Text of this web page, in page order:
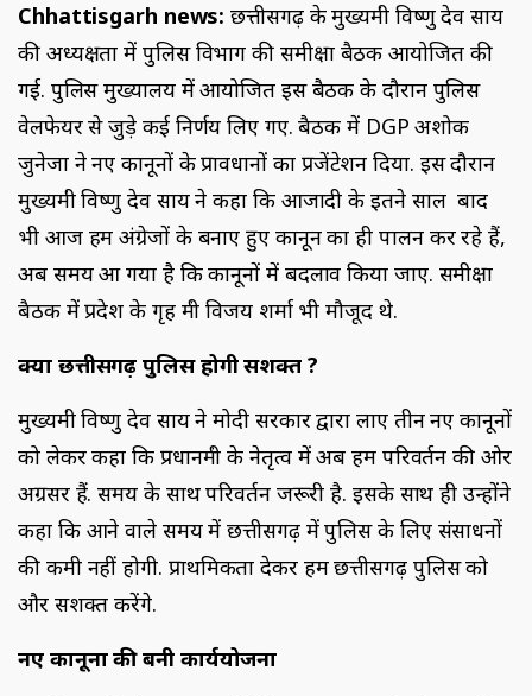
Chhattisgarh news:छत्तीसगढ़ के मुख्यमंत्री विष्णु देव साय
की अध्यक्षता में पुलिस विभाग की समीक्षा बैठक आयोजित की
गई. पुलिस मुख्यालय में आयोजित इस बैठक के दौरान पुलिस
वेलफेयर से जुड़े कई निर्णय लिए गए. बैठक में DGP अशोक
जुनेजा ने नए कानूनों के प्रावधानों का प्रजेंटेशन दिया. इस दौरान
मुख्यमंत्री विष्णु देव साय ने कहा कि आजादी के इतने साल बाद
भी आज हम अंग्रेजों के बनाए हुए कानून का ही पालन कर रहे हैं,
अब समय आ गया है कि कानूनों में बदलाव किया जाए. समीक्षा
बैठक में प्रदेश के गृह मंत्री विजय शर्मा भी मौजूद थे.
क्या छत्तीसगढ़ पुलिस होगी सशक्त ?
मुख्यमंत्री विष्णु देव साय ने मोदी सरकार द्वारा लाए तीन नए कानूनों
को लेकर कहा कि प्रधानमंत्री के नेतृत्व में अब हम परिवर्तन की ओर
अग्रसर हैं. समय के साथ परिवर्तन जरूरी है. इसके साथ ही उन्होंने
कहा कि आने वाले समय में छत्तीसगढ़ में पुलिस के लिए संसाधनों
की कमी नहीं होगी. प्राथमिकता देकर हम छत्तीसगढ़ पुलिस को
और सशक्त करेंगे.
नए कानूनों की बनी कार्ययोजना